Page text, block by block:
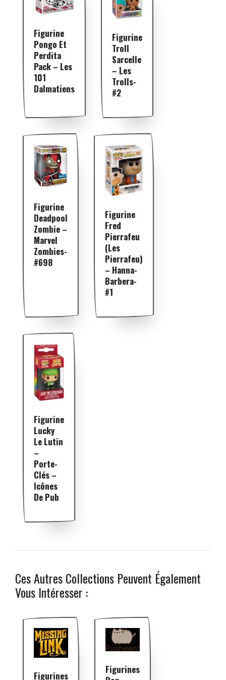
Figurine
Pongo Et
Perdita
Pack – Les
101
Dalmatiens
Figurine
Troll
Sarcelle
– Les
Trolls-
#2
Figurine
Deadpool
Zombie –
Marvel
Zombies-
#698
Figurine
Fred
Pierrafeu
(Les
Pierrafeu)
– Hanna-
Barbera-
#1
Figurine
Lucky
Le Lutin
–
Porte-
Clés –
Icônes
De Pub
Ces Autres Collections Peuvent Également
Vous Intéresser :
Figurines
Figurines